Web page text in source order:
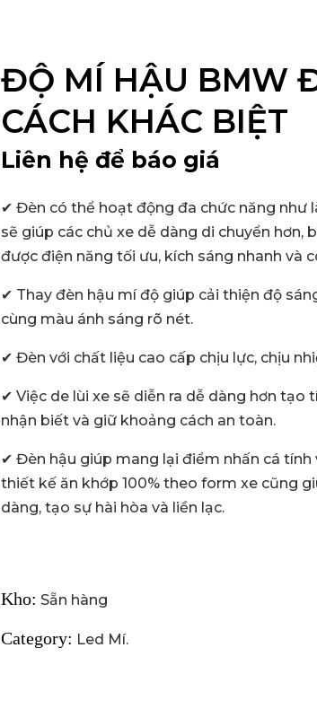
ĐỘ MÍ HẬU BMW
CÁCH KHÁC BIỆT
Liên hệ để báo giá
✔ Đèn có thể hoạt động đa chức năng như
sẽ giúp các chủ xe dễ dàng di chuyển hơn,
được điện năng tối ưu, kích sáng nhanh và
✔ Thay đèn hậu mí độ giúp cải thiện độ
cùng màu ánh sáng rõ nét.
✔ Đèn với chất liệu cao cấp chịu lực, chịu
✔ Việc de lùi xe sẽ diễn ra dễ dàng hơn tạo
nhận biết và giữ khoảng cách an toàn.
✔ Đèn hậu giúp mang lại điểm nhấn cá tính
thiết kế ăn khớp 100% theo form xe cũng
dàng, tạo sự hài hòa và liền lạc.
Kho: Sẵn hàng
Category: Led Mí.